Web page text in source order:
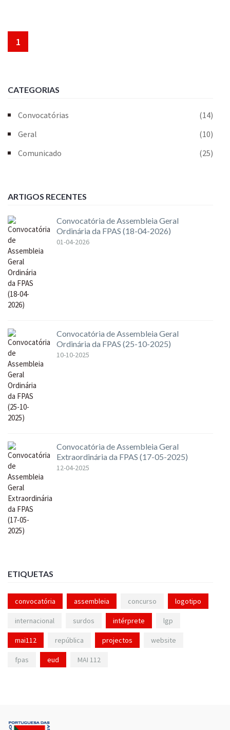
1
CATEGORIAS
Convocatórias
(14)
Geral
(10)
Comunicado
(25)
ARTIGOS RECENTES
Convocatória de Assembleia Geral
Ordinária da FPAS (18-04-2026)
01-04-2026
Convocatória de Assembleia Geral
Ordinária da FPAS (25-10-2025)
10-10-2025
Convocatória de Assembleia Geral
Extraordinária da FPAS (17-05-2025)
12-04-2025
ETIQUETAS
convocatória assembleia concurso logotipo
internacional surdos intérprete lgp
mai112 república projectos website
fpas eud MAI 112